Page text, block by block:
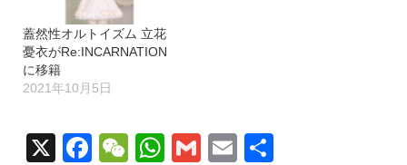
蓋然性オルトイズム 立花
憂衣がRe:INCARNATION
に移籍
2021年10月5日
X Facebook
WeChat
WhatsApp
Gmail
Email
共